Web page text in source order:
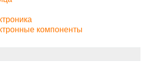
компоненты